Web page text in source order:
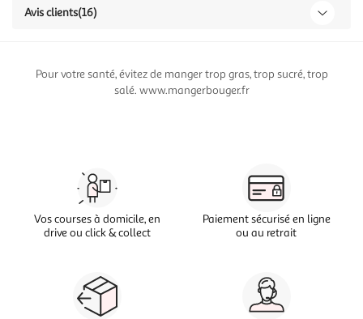
Avis clients(16)
Pour votre santé, évitez de manger trop gras, trop sucré, trop
salé. www.mangerbouger.fr
Vos courses à domicile, en
drive ou click & collect
Paiement sécurisé en ligne
ou au retrait